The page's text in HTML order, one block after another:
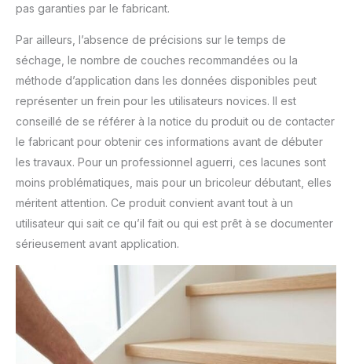
pas garanties par le fabricant.
Par ailleurs, l’absence de précisions sur le temps de
séchage, le nombre de couches recommandées ou la
méthode d’application dans les données disponibles peut
représenter un frein pour les utilisateurs novices. Il est
conseillé de se référer à la notice du produit ou de contacter
le fabricant pour obtenir ces informations avant de débuter
les travaux. Pour un professionnel aguerri, ces lacunes sont
moins problématiques, mais pour un bricoleur débutant, elles
méritent attention. Ce produit convient avant tout à un
utilisateur qui sait ce qu’il fait ou qui est prêt à se documenter
sérieusement avant application.